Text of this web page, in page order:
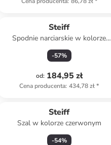
Steiff
Spodnie narciarskie w kolorze
błękitnym
-57%
od: 184,95 zł
Cena producenta: 434,78 zł*
Steiff
Szal w kolorze czerwonym
-54%